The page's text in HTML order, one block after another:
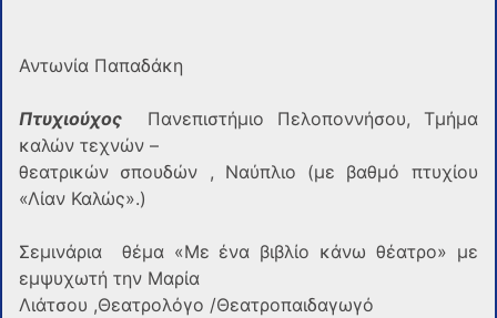
Αντωνία Παπαδάκη
Πτυχιούχος Πανεπιστήμιο Πελοποννήσου, Τμήμα
καλών τεχνών –
θεατρικών σπουδών , Ναύπλιο (με βαθμό πτυχίου
«Λίαν Καλώς».)
Σεμινάρια θέμα «Με ένα βιβλίο κάνω θέατρο» με
εμψυχωτή την Μαρία
Λιάτσου ,Θεατρολόγο /Θεατροπαιδαγωγό